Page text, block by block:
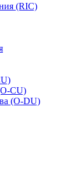
(RIC)
CU)
(O-DU)